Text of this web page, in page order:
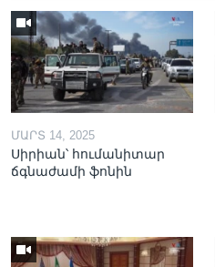
ՄԱՐՏ 14, 2025
Սիրիան՝ հումանիտար
ճգնաժամի ֆոնին